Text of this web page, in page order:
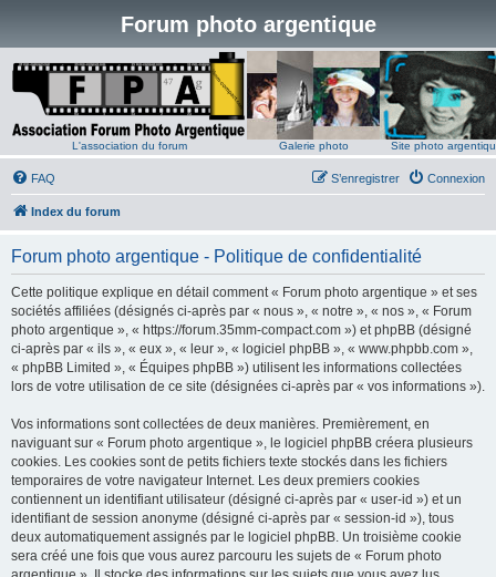
Forum photo argentique
L'association du forum Galerie photo Site photo
FAQ Connexion
S’enregistrer
Index du forum
Forum photo argentique - Politique de confidentialité
Cette politique explique en détail comment « Forum photo argentique » et ses
sociétés affiliées (désignés ci-après par « nous », « notre », « nos », « Forum
photo argentique », « https://forum.35mm-compact.com ») et phpBB (désigné
ci-après par « ils », « eux », « leur », « logiciel phpBB », « www.phpbb.com »,
« phpBB Limited », « Équipes phpBB ») utilisent les informations collectées
lors de votre utilisation de ce site (désignées ci-après par « vos informations »).
Vos informations sont collectées de deux manières. Premièrement, en
naviguant sur « Forum photo argentique », le logiciel phpBB créera plusieurs
cookies. Les cookies sont de petits fichiers texte stockés dans les fichiers
temporaires de votre navigateur Internet. Les deux premiers cookies
contiennent un identifiant utilisateur (désigné ci-après par « user-id ») et un
identifiant de session anonyme (désigné ci-après par « session-id »), tous
deux automatiquement assignés par le logiciel phpBB. Un troisième cookie
sera créé une fois que vous aurez parcouru les sujets de « Forum photo